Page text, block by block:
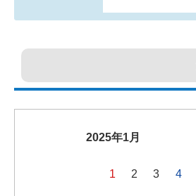
2025年1月
1 2 3 4